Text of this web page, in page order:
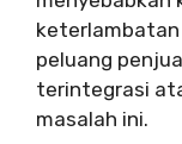
keterlambatan
peluang
terintegrasi
masalah ini.